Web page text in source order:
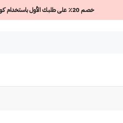
خصم 20٪ على طلبك الأول باستخدام كود NEW20